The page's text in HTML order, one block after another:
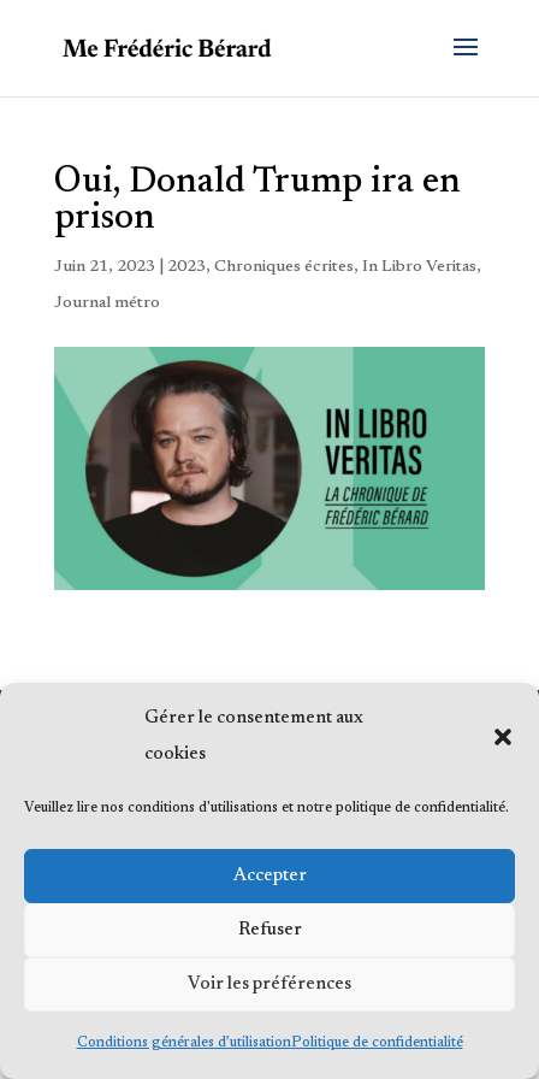
Gérer le consentement aux
cookies
Veuillez lire nos conditions d'utilisations et notre politique de confidentialité.
Accepter
Refuser
Voir les préférences
Conditions générales d’utilisationPolitique de confidentialité
Oui, Donald Trump ira en
prison
Juin 21, 2023 2023, Chroniques écrites, In Libro Veritas,
Journal métro
réservés
© 2023 Me Frédéric Bérard, tous droits